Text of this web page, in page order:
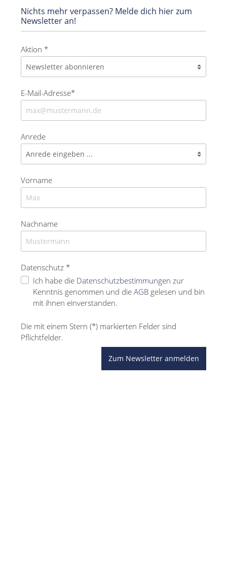
Nichts mehr verpassen? Melde dich hier zum
Newsletter an!
Aktion *
E-Mail-Adresse*
Anrede
Vorname
Nachname
Datenschutz *
Ich habe die Datenschutzbestimmungen zur
Kenntnis genommen und die AGB gelesen und bin
mit ihnen einverstanden.
Die mit einem Stern (*) markierten Felder sind
Pflichtfelder.
Zum Newsletter anmelden